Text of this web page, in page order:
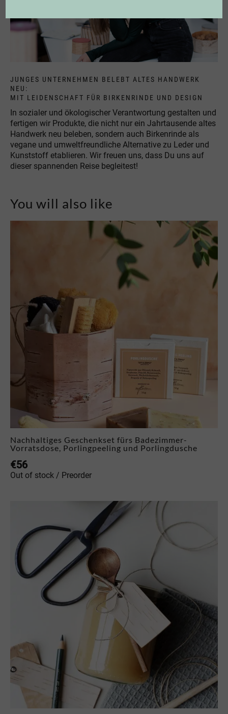
JUNGES UNTERNEHMEN BELEBT ALTES HANDWERK
NEU:
MIT LEIDENSCHAFT FÜR BIRKENRINDE UND DESIGN
In sozialer und ökologischer Verantwortung gestalten und
fertigen wir Produkte, die nicht nur ein Jahrtausende altes
Handwerk neu beleben, sondern auch Birkenrinde als
vegane und umweltfreundliche Alternative zu Leder und
Kunststoff etablieren. Wir freuen uns, dass Du uns auf
dieser spannenden Reise begleitest!
You will also like
Nachhaltiges Geschenkset fürs Badezimmer-
Vorratsdose, Porlingpeeling und Porlingdusche
€56
Out of stock / Preorder